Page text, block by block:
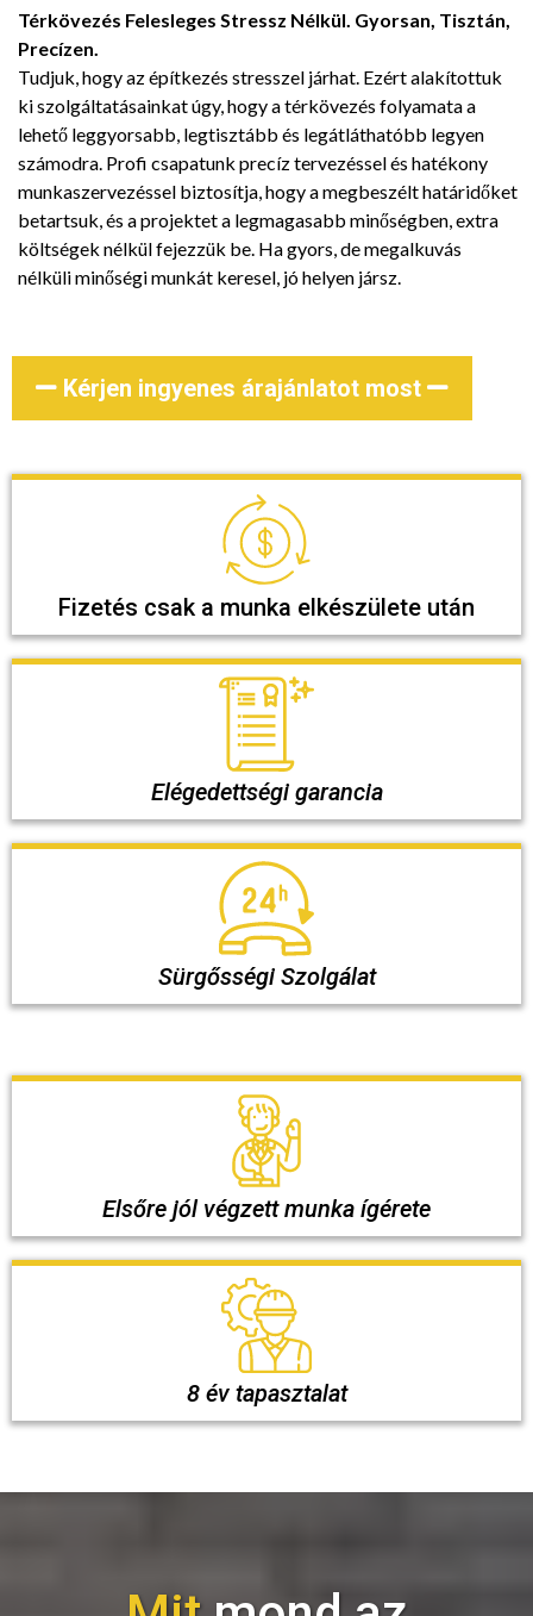
Térkövezés Felesleges Stressz Nélkül. Gyorsan, Tisztán,
Precízen.
Tudjuk, hogy az építkezés stresszel járhat. Ezért alakítottuk
ki szolgáltatásainkat úgy, hogy a térkövezés folyamata a
lehető leggyorsabb, legtisztább és legátláthatóbb legyen
számodra. Profi csapatunk precíz tervezéssel és hatékony
munkaszervezéssel biztosítja, hogy a megbeszélt határidőket
betartsuk, és a projektet a legmagasabb minőségben, extra
költségek nélkül fejezzük be. Ha gyors, de megalkuvás
nélküli minőségi munkát keresel, jó helyen jársz.
Kérjen ingyenes árajánlatot most
Fizetés csak a munka elkészülete után
Elégedettségi garancia
Sürgősségi Szolgálat
Elsőre jól végzett munka ígérete
8 év tapasztalat